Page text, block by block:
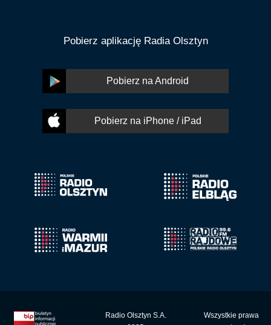
Pobierz aplikację Radia Olsztyn
Pobierz na Android
Pobierz na iPhone / iPad
Radio Olsztyn S.A.
Wszystkie prawa